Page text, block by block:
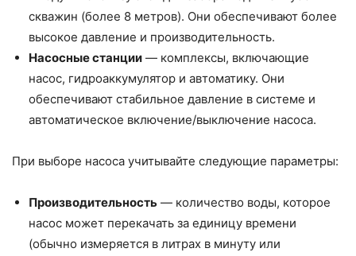
скважин (более 8 метров). Они обеспечивают более
высокое давление и производительность.
Насосные станции — комплексы, включающие
насос, гидроаккумулятор и автоматику. Они
обеспечивают стабильное давление в системе и
автоматическое включение/выключение насоса.
При выборе насоса учитывайте следующие параметры:
Производительность — количество воды, которое
насос может перекачать за единицу времени
(обычно измеряется в литрах в минуту или